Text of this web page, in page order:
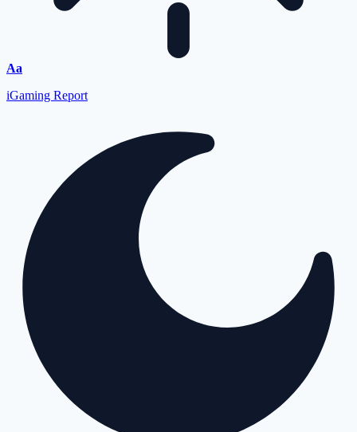
Font
Aa
iGaming Report